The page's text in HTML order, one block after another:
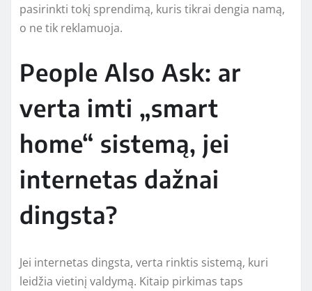
pasirinkti tokį sprendimą, kuris tikrai dengia namą,
o ne tik reklamuoja.
People Also Ask: ar
verta imti „smart
home“ sistemą, jei
internetas dažnai
dingsta?
Jei internetas dingsta, verta rinktis sistemą, kuri
leidžia vietinį valdymą. Kitaip pirkimas taps